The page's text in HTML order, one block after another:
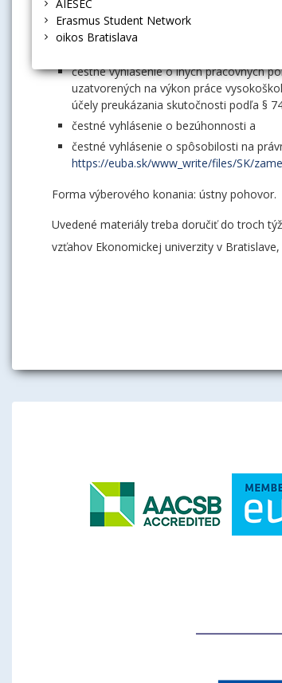
AIESEC
Erasmus Student Network
oikos Bratislava
vydané v inom štáte ako SR, tieto
prehľad o priebehu zamestnaní a
čestné vyhlásenie o iných pracovných
uzatvorených na výkon práce
účely preukázania skutočnosti podľa §
čestné vyhlásenie o bezúhonnosti a
čestné vyhlásenie o spôsobilosti na
https://euba.sk/www_write/files/SK/
Forma výberového konania: ústny pohovor.
Uvedené materiály treba doručiť do troch
vzťahov Ekonomickej univerzity v